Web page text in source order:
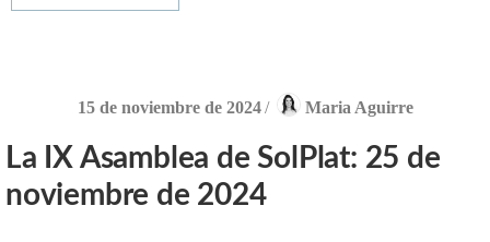
15 de noviembre de 2024 / Maria Aguirre
La IX Asamblea de SolPlat: 25 de
noviembre de 2024